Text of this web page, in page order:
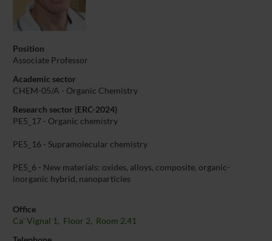
Position
Associate Professor
Academic sector
CHEM-05/A - Organic Chemistry
Research sector (ERC-2024)
PE5_17 - Organic chemistry
PE5_16 - Supramolecular chemistry
PE5_6 - New materials: oxides, alloys, composite, organic-
inorganic hybrid, nanoparticles
Office
Ca' Vignal 1, Floor 2, Room 2.41